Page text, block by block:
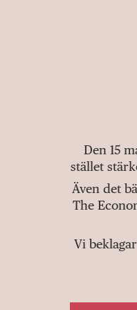
Den 15
stället
Även det
The
Vi